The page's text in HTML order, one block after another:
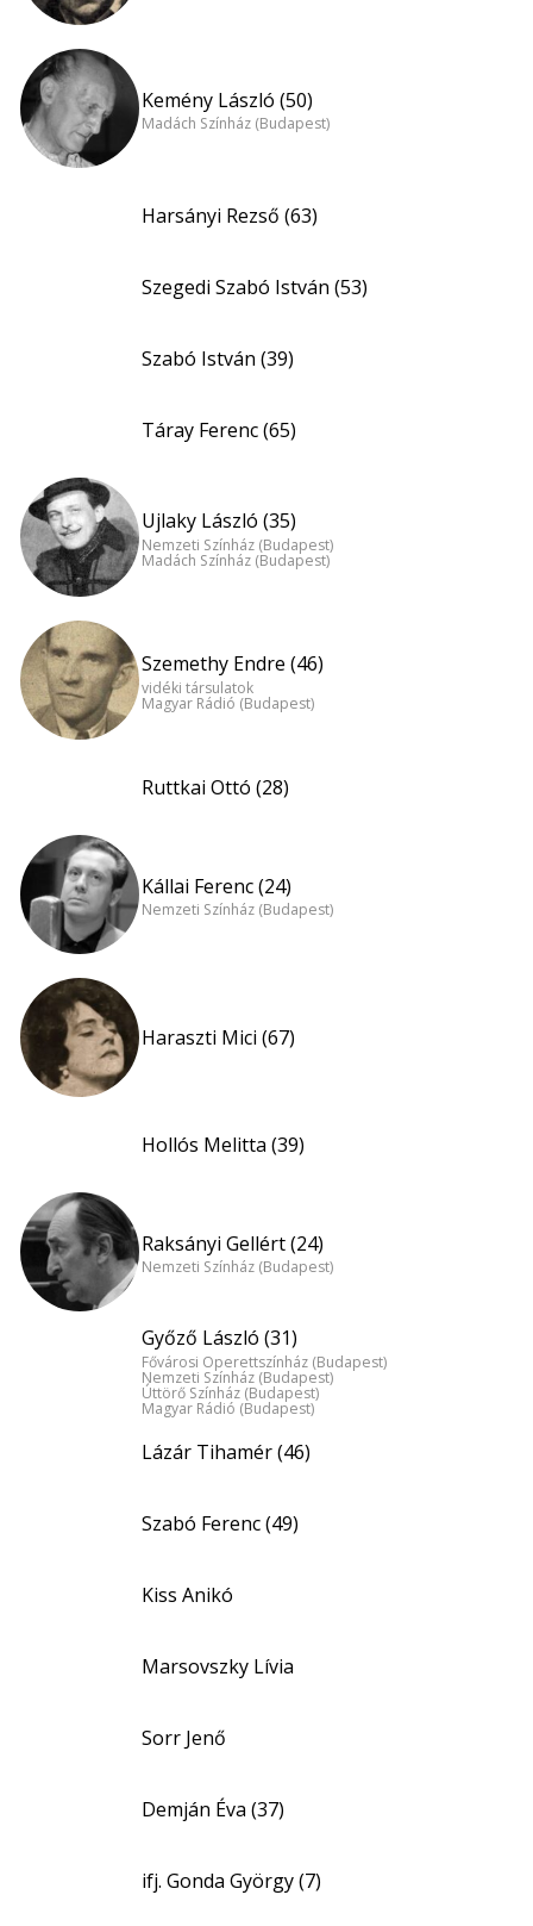
Kemény László (50)
Madách Színház (Budapest)
Harsányi Rezső (63)
Szegedi Szabó István (53)
Szabó István (39)
Táray Ferenc (65)
Ujlaky László (35)
Nemzeti Színház (Budapest)
Madách Színház (Budapest)
Szemethy Endre (46)
vidéki társulatok
Magyar Rádió (Budapest)
Ruttkai Ottó (28)
Kállai Ferenc (24)
Nemzeti Színház (Budapest)
Haraszti Mici (67)
Hollós Melitta (39)
Raksányi Gellért (24)
Nemzeti Színház (Budapest)
Győző László (31)
Fővárosi Operettszínház (Budapest)
Nemzeti Színház (Budapest)
Úttörő Színház (Budapest)
Magyar Rádió (Budapest)
Lázár Tihamér (46)
Szabó Ferenc (49)
Kiss Anikó
Marsovszky Lívia
Sorr Jenő
Demján Éva (37)
ifj. Gonda György (7)